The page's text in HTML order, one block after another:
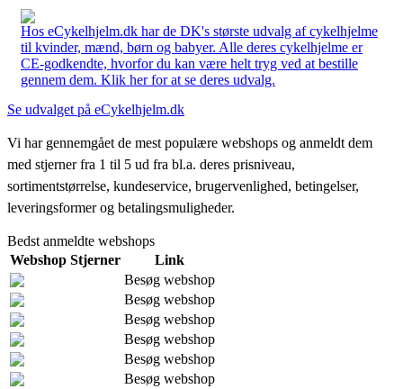
Hos eCykelhjelm.dk har de DK's største udvalg af cykelhjelme
til kvinder, mænd, børn og babyer. Alle deres cykelhjelme er
CE-godkendte, hvorfor du kan være helt tryg ved at bestille
gennem dem. Klik her for at se deres udvalg.
Se udvalget på eCykelhjelm.dk
Vi har gennemgået de mest populære webshops og anmeldt dem
med stjerner fra 1 til 5 ud fra bl.a. deres prisniveau,
sortimentstørrelse, kundeservice, brugervenlighed, betingelser,
leveringsformer og betalingsmuligheder.
Bedst anmeldte webshops
Webshop Stjerner
Link
Besøg webshop
Besøg webshop
Besøg webshop
Besøg webshop
Besøg webshop
Besøg webshop